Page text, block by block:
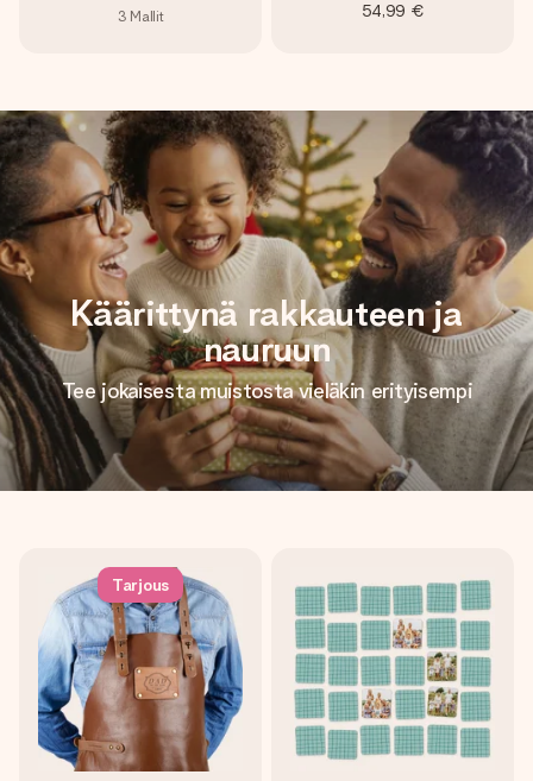
3 Mallit 54,99 €
Käärittynä rakkauteen ja
nauruun
Tee jokaisesta muistosta vieläkin erityisempi
Tarjous